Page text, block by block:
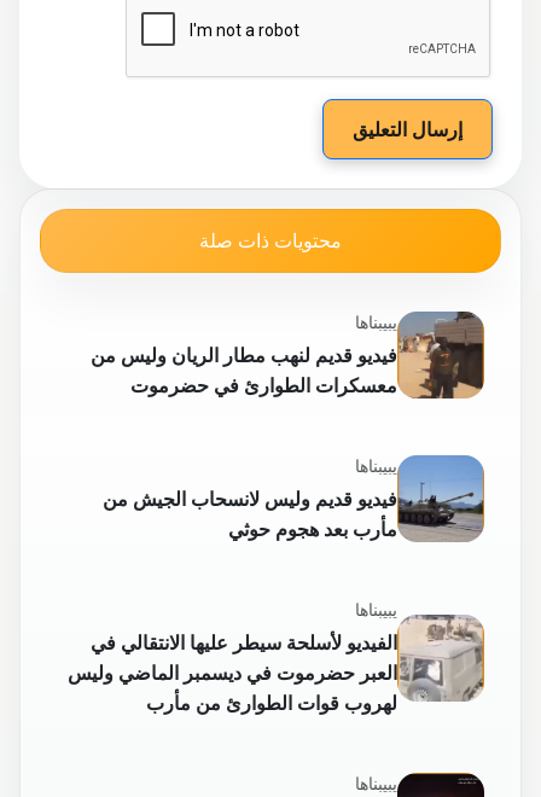
إرسال التعليق
محتويات ذات صلة
يبيبناها
فيديو قديم لنهب مطار الريان وليس من
معسكرات الطوارئ في حضرموت
يبيبناها
فيديو قديم وليس لانسحاب الجيش من
مأرب بعد هجوم حوثي
يبيبناها
الفيديو لأسلحة سيطر عليها الانتقالي في
العبر حضرموت في ديسمبر الماضي وليس
لهروب قوات الطوارئ من مأرب
يبيبناها